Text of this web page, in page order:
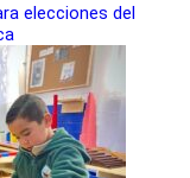
elecciones del